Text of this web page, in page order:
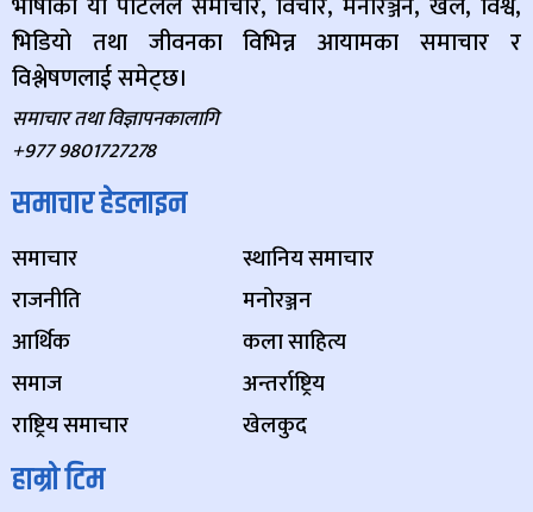
भिडियो तथा जीवनका विभिन्न आयामका समाचार र
विश्लेषणलाई समेट्छ।
समाचार तथा विज्ञापनकालागि
+977 9801727278
समाचार हेडलाइन
समाचार
राजनीति
आर्थिक
समाज
राष्ट्रिय समाचार
स्थानिय समाचार
मनोरञ्जन
कला साहित्य
अन्तर्राष्ट्रिय
खेलकुद
हाम्रो टिम